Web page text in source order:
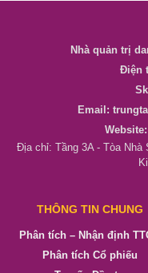
Nhà quản trị
Điện
Email:
Địa chỉ: Tầng 3A - Tòa Nhà
THÔNG TIN CHUNG
Phân tích – Nhận định
Phân tích Cổ phiếu